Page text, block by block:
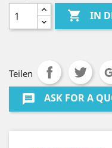
 IN
Teilen
message ASK FOR A